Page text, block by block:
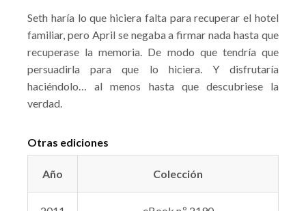
Seth haría lo que hiciera falta para recuperar el hotel
familiar, pero April se negaba a firmar nada hasta que
recuperase la memoria. De modo que tendría que
persuadirla para que lo hiciera. Y disfrutaría
haciéndolo… al menos hasta que descubriese la
verdad.
Otras ediciones
Año Colección